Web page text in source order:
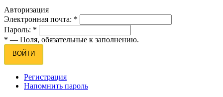
Авторизация
Электронная почта: *
Пароль: *
* — Поля, обязательные к заполнению.
ВОЙТИ
Регистрация
Напомнить пароль